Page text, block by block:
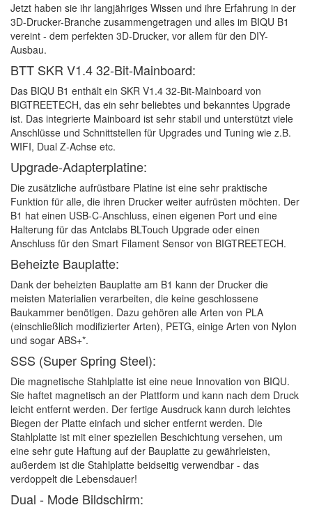
Jetzt haben sie ihr langjähriges Wissen und ihre Erfahrung in der
3D-Drucker-Branche zusammengetragen und alles im BIQU B1
vereint - dem perfekten 3D-Drucker, vor allem für den DIY-
Ausbau.
BTT SKR V1.4 32-Bit-Mainboard:
Das BIQU B1 enthält ein SKR V1.4 32-Bit-Mainboard von
BIGTREETECH, das ein sehr beliebtes und bekanntes Upgrade
ist. Das integrierte Mainboard ist sehr stabil und unterstützt viele
Anschlüsse und Schnittstellen für Upgrades und Tuning wie z.B.
WIFI, Dual Z-Achse etc.
Upgrade-Adapterplatine:
Die zusätzliche aufrüstbare Platine ist eine sehr praktische
Funktion für alle, die ihren Drucker weiter aufrüsten möchten. Der
B1 hat einen USB-C-Anschluss, einen eigenen Port und eine
Halterung für das Antclabs BLTouch Upgrade oder einen
Anschluss für den Smart Filament Sensor von BIGTREETECH.
Beheizte Bauplatte:
Dank der beheizten Bauplatte am B1 kann der Drucker die
meisten Materialien verarbeiten, die keine geschlossene
Baukammer benötigen. Dazu gehören alle Arten von PLA
(einschließlich modifizierter Arten), PETG, einige Arten von Nylon
und sogar ABS+*.
SSS (Super Spring Steel):
Die magnetische Stahlplatte ist eine neue Innovation von BIQU.
Sie haftet magnetisch an der Plattform und kann nach dem Druck
leicht entfernt werden. Der fertige Ausdruck kann durch leichtes
Biegen der Platte einfach und sicher entfernt werden. Die
Stahlplatte ist mit einer speziellen Beschichtung versehen, um
eine sehr gute Haftung auf der Bauplatte zu gewährleisten,
außerdem ist die Stahlplatte beidseitig verwendbar - das
verdoppelt die Lebensdauer!
Dual - Mode Bildschirm: